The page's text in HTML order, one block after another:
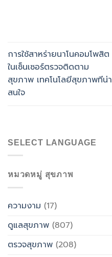
การใช้สาหร่ายนาโนคอมโพสิต
ในเซ็นเซอร์ตรวจติดตาม
สุขภาพ เทคโนโลยีสุขภาพทีน่า
สนใจ
SELECT LANGUAGE
หมวดหมู่ สุขภาพ
ความงาม (17)
ดูแลสุขภาพ (807)
ตรวจสุขภาพ (208)